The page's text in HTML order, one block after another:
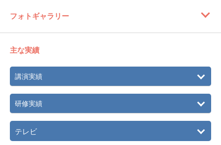
フォトギャラリー
主な実績
講演実績
研修実績
テレビ